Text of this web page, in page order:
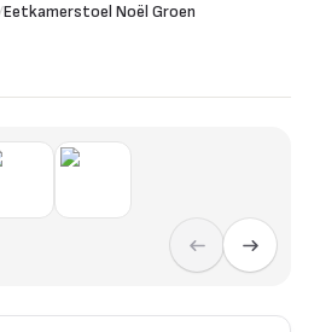
Eetkamerstoel Noël Groen